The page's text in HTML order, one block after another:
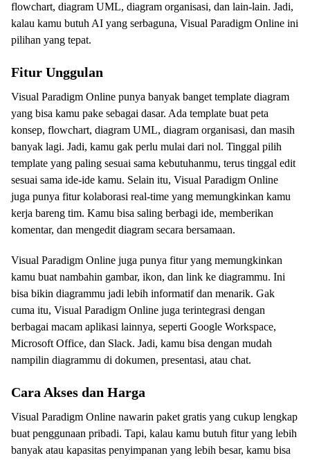
flowchart, diagram UML, diagram organisasi, dan lain-lain. Jadi,
kalau kamu butuh AI yang serbaguna, Visual Paradigm Online ini
pilihan yang tepat.
Fitur Unggulan
Visual Paradigm Online punya banyak banget template diagram
yang bisa kamu pake sebagai dasar. Ada template buat peta
konsep, flowchart, diagram UML, diagram organisasi, dan masih
banyak lagi. Jadi, kamu gak perlu mulai dari nol. Tinggal pilih
template yang paling sesuai sama kebutuhanmu, terus tinggal edit
sesuai sama ide-ide kamu. Selain itu, Visual Paradigm Online
juga punya fitur kolaborasi real-time yang memungkinkan kamu
kerja bareng tim. Kamu bisa saling berbagi ide, memberikan
komentar, dan mengedit diagram secara bersamaan.
Visual Paradigm Online juga punya fitur yang memungkinkan
kamu buat nambahin gambar, ikon, dan link ke diagrammu. Ini
bisa bikin diagrammu jadi lebih informatif dan menarik. Gak
cuma itu, Visual Paradigm Online juga terintegrasi dengan
berbagai macam aplikasi lainnya, seperti Google Workspace,
Microsoft Office, dan Slack. Jadi, kamu bisa dengan mudah
nampilin diagrammu di dokumen, presentasi, atau chat.
Cara Akses dan Harga
Visual Paradigm Online nawarin paket gratis yang cukup lengkap
buat penggunaan pribadi. Tapi, kalau kamu butuh fitur yang lebih
banyak atau kapasitas penyimpanan yang lebih besar, kamu bisa